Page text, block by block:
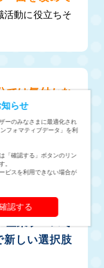
活動に役立ちそ
では気付かな
があったた
転職先の探し
リしたので、
新しい選択肢
らせ
ーのみなさまに最適化され
フォマティブデータ」を利
「確認する」ボタンのリン
。
ビスを利用できない場合が
認する